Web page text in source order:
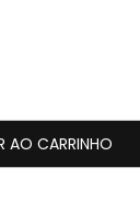
AO CARRINHO